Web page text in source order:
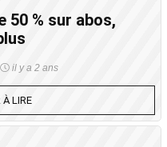
50 % sur abos,
il y a 2 ans
LIRE